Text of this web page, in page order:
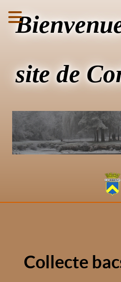
site de
Collecte